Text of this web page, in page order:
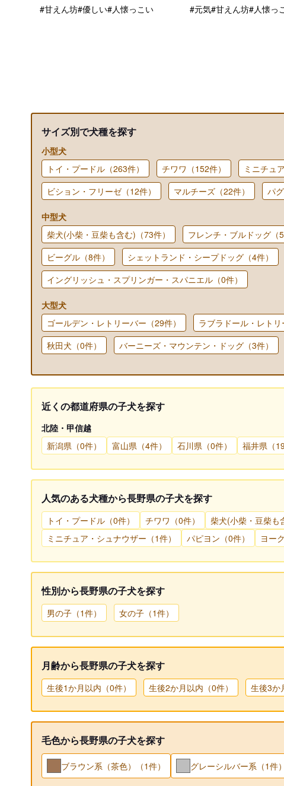
#甘えん坊#優しい#人懐っこい #元気#甘えん坊#人懐っ
サイズ別で犬種を探す
小型犬
トイ・プードル（263件）
チワワ（152件） ミニチュ
ビション・フリーゼ（12件）
マルチーズ（22件） パ
中型犬
柴犬(小柴・豆柴も含む)（73件）
フレンチ・ブルドッグ（
ビーグル（8件）
シェットランド・シープドッグ（4件）
イングリッシュ・スプリンガー・スパニエル（0件）
大型犬
ゴールデン・レトリーバー（29件）
ラブラドール・レトリ
秋田犬（0件）
バーニーズ・マウンテン・ドッグ（3件）
近くの都道府県の子犬を探す
北陸・甲信越
新潟県（0件）
富山県（4件） 石川県（0件） 福井県（19
人気のある犬種から長野県の子犬を探す
トイ・プードル（0件） チワワ（0件） 柴犬(小柴・豆柴も
ミニチュア・シュナウザー（1件）
パピヨン（0件） ヨー
性別から長野県の子犬を探す
男の子（1件） 女の子（1件）
月齢から長野県の子犬を探す
生後1か月以内（0件） 生後2か月以内（0件） 生後3か
毛色から長野県の子犬を探す
ブラウン系（茶色）（1件） グレーシルバー系（1件）